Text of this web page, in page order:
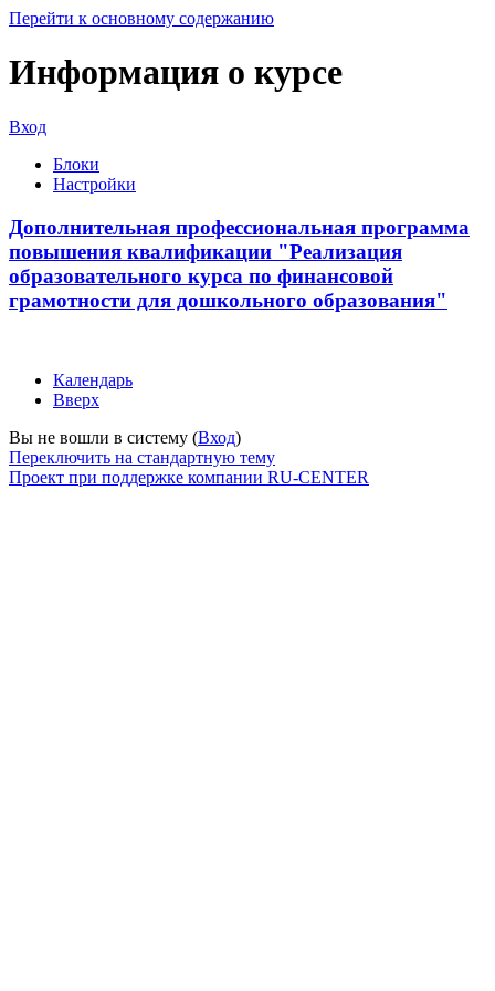
Перейти к основному содержанию
Информация о курсе
Вход
Блоки
Настройки
Дополнительная профессиональная программа
повышения квалификации "Реализация
образовательного курса по финансовой
грамотности для дошкольного образования"
Календарь
Вверх
Вы не вошли в систему (Вход)
Переключить на стандартную тему
Проект при поддержке компании RU-CENTER